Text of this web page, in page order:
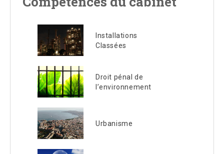
Installations
Classées
Droit pénal de
l’environnement
Urbanisme